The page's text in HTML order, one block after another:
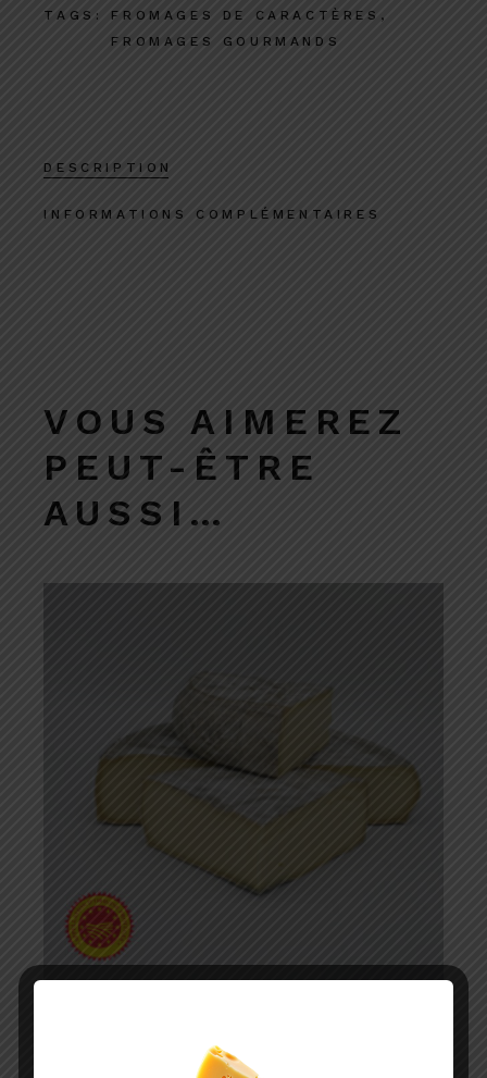
TAGS:
FROMAGES DE CARACTÈRES ,
FROMAGES GOURMANDS
DESCRIPTION
INFORMATIONS COMPLÉMENTAIRES
VOUS AIMEREZ
PEUT-ÊTRE
AUSSI…
Lait cru